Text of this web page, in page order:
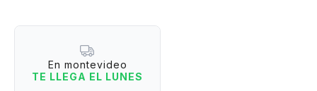
Incluye: Cable usb + pila + manual de instrucciones.
En montevideo
TE LLEGA EL LUNES